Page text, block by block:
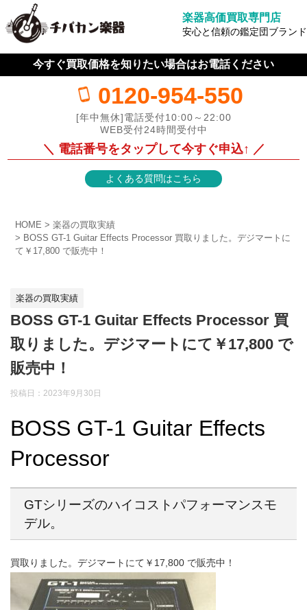
楽器高価買取専門店
安心と信頼の鑑定団ブランド
今すぐ買取価格を知りたい場合はお電話ください
0120-954-550
[年中無休]電話受付10:00～22:00
WEB受付24時間受付中
＼ 電話番号をタップして今すぐ申込↑ ／
よくある質問はこちら
HOME
楽器の買取実績
BOSS GT-1 Guitar Effects Processor 買取りました。デジマートに
て￥17,800 で販売中！
楽器の買取実績
BOSS GT-1 Guitar Effects Processor 買
取りました。デジマートにて￥17,800 で
販売中！
投稿日：2023年9月30日
BOSS GT-1 Guitar Effects
Processor
GTシリーズのハイコストパフォーマンスモ
デル。
買取りました。デジマートにて￥17,800 で販売中！